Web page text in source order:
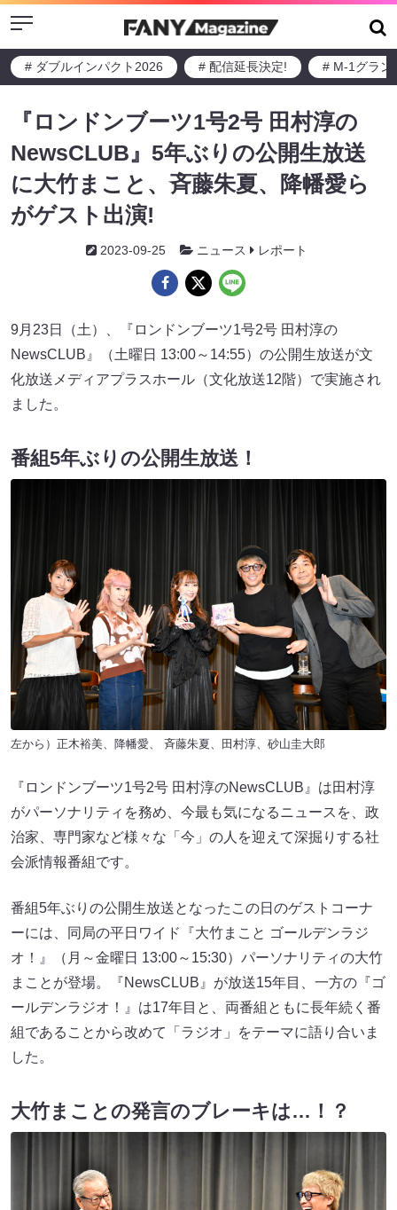
Menu
# ダブルインパクト2026 # 配信延長決定! # M-1グラン
『ロンドンブーツ1号2号 田村淳の
NewsCLUB』5年ぶりの公開生放送
に大竹まこと、斉藤朱夏、降幡愛ら
がゲスト出演!
2023-09-25 ニュース レポート
9月23日（土）、『ロンドンブーツ1号2号 田村淳の
NewsCLUB』（土曜日 13:00～14:55）の公開生放送が文
化放送メディアプラスホール（文化放送12階）で実施され
ました。
番組5年ぶりの公開生放送！
左から）正木裕美、降幡愛、 斉藤朱夏、田村淳、砂山圭大郎
『ロンドンブーツ1号2号 田村淳のNewsCLUB』は田村淳
がパーソナリティを務め、今最も気になるニュースを、政
治家、専門家など様々な「今」の人を迎えて深掘りする社
会派情報番組です。
番組5年ぶりの公開生放送となったこの日のゲストコーナ
ーには、同局の平日ワイド『大竹まこと ゴールデンラジ
オ！』（月～金曜日 13:00～15:30）パーソナリティの大竹
まことが登場。『NewsCLUB』が放送15年目、一方の『ゴ
ールデンラジオ！』は17年目と、両番組ともに長年続く番
組であることから改めて「ラジオ」をテーマに語り合いま
した。
大竹まことの発言のブレーキは…！？